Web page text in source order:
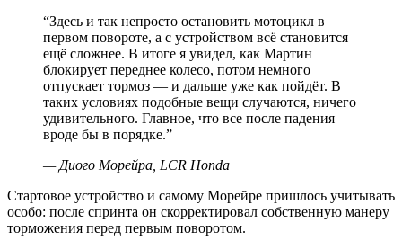
“Здесь и так непросто остановить мотоцикл в
первом повороте, а с устройством всё становится
ещё сложнее. В итоге я увидел, как Мартин
блокирует переднее колесо, потом немного
отпускает тормоз — и дальше уже как пойдёт. В
таких условиях подобные вещи случаются, ничего
удивительного. Главное, что все после падения
вроде бы в порядке.”
— Диого Морейра, LCR Honda
Стартовое устройство и самому Морейре пришлось учитывать
особо: после спринта он скорректировал собственную манеру
торможения перед первым поворотом.